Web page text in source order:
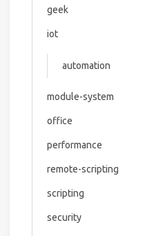
geek
iot
automation
module-system
office
performance
remote-scripting
scripting
security